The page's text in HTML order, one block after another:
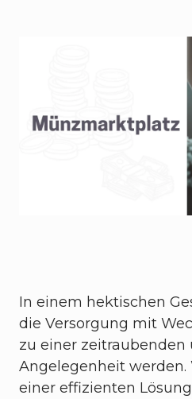
In einem hektischen
die Versorgung mit
zu einer zeitraubenden
Angelegenheit werden.
einer effizienten